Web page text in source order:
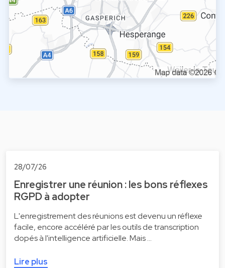
28/07/26
Enregistrer une réunion : les bons réflexes
RGPD à adopter
L'enregistrement des réunions est devenu un réflexe
facile, encore accéléré par les outils de transcription
dopés à l'intelligence artificielle. Mais …
Lire plus